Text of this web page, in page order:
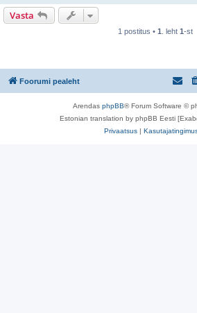
Vasta
1 postitus • 1 . leht 1-st
Foorumi pealeht
Arendas phpBB® Forum Software ©
Estonian translation by phpBB Eesti
Privaatsus |